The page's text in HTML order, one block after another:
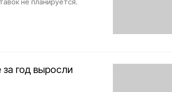
год выросли